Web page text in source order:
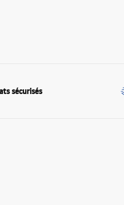
sécurisés